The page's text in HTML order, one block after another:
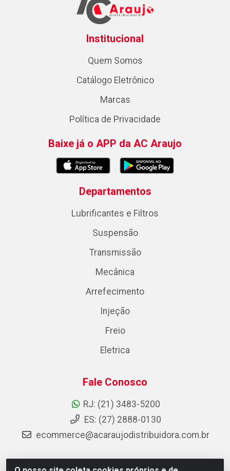
Institucional
Quem Somos
Catálogo Eletrônico
Marcas
Política de Privacidade
Baixe já o APP da AC Araujo
Departamentos
Lubrificantes e Filtros
Suspensão
Transmissão
Mecânica
Arrefecimento
Injeção
Freio
Eletrica
Fale Conosco
RJ: (21) 3483-5200
ES: (27) 2888-0130
ecommerce@acaraujodistribuidora.com.br